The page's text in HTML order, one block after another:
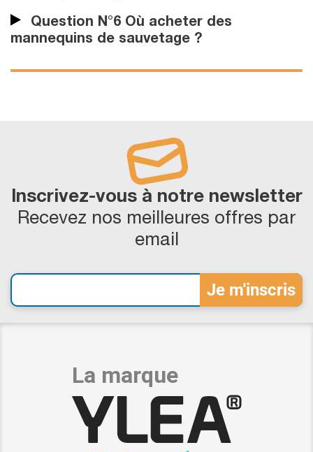
Question N°6 Où acheter des
mannequins de sauvetage ?
Inscrivez-vous à notre newsletter
Recevez nos meilleures offres par
email